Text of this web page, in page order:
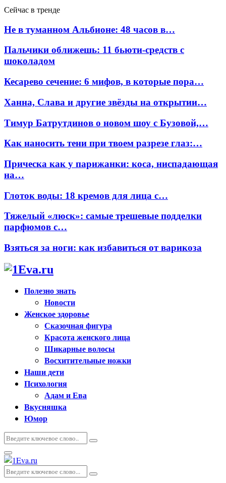
Сейчас в тренде
Не в туманном Альбионе: 48 часов в…
Пальчики оближешь: 11 бьюти-средств с
шоколадом
Кесарево сечение: 6 мифов, в которые пора…
Ханна, Слава и другие звёзды на открытии…
Тимур Батрутдинов о новом шоу с Бузовой,…
Как наносить тени при твоем разрезе глаз:…
Прическа как у парижанки: коса, ниспадающая
на…
Глоток воды: 18 кремов для лица с…
Тяжелый «люск»: самые трешевые подделки
парфюмов с…
Взяться за ноги: как избавиться от варикоза
Полезно знать
Новости
Женское здоровье
Сказочная фигура
Красота женского лица
Шикарные волосы
Восхитительные ножки
Наши дети
Психология
Адам и Ева
Вкусняшка
Юмор
Искать:
Поиск
Основное
меню
Искать:
Поиск